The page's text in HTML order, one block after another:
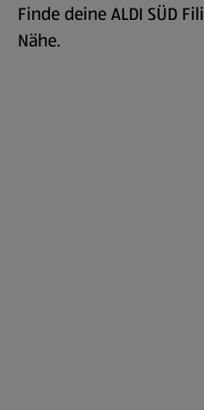
Finde deine ALDI SÜD
Nähe.